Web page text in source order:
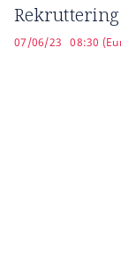
07/06/23 08:30